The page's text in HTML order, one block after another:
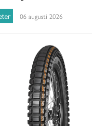
06 augusti 2026